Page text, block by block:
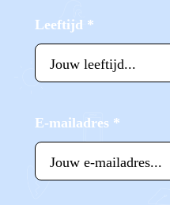
Leeftijd *
E-mailadres *